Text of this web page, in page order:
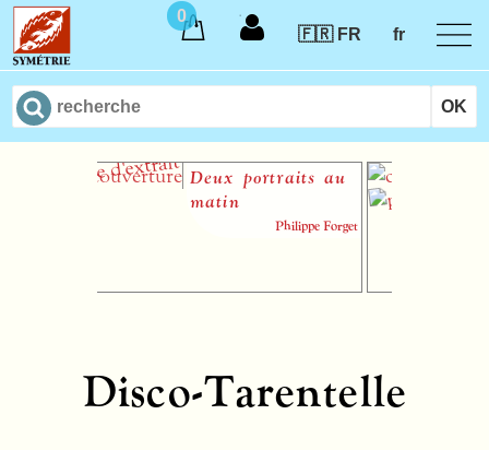
0
🇫🇷 FR
fr
Deux portraits au
matin
Philippe Forget
Disco-Tarentelle